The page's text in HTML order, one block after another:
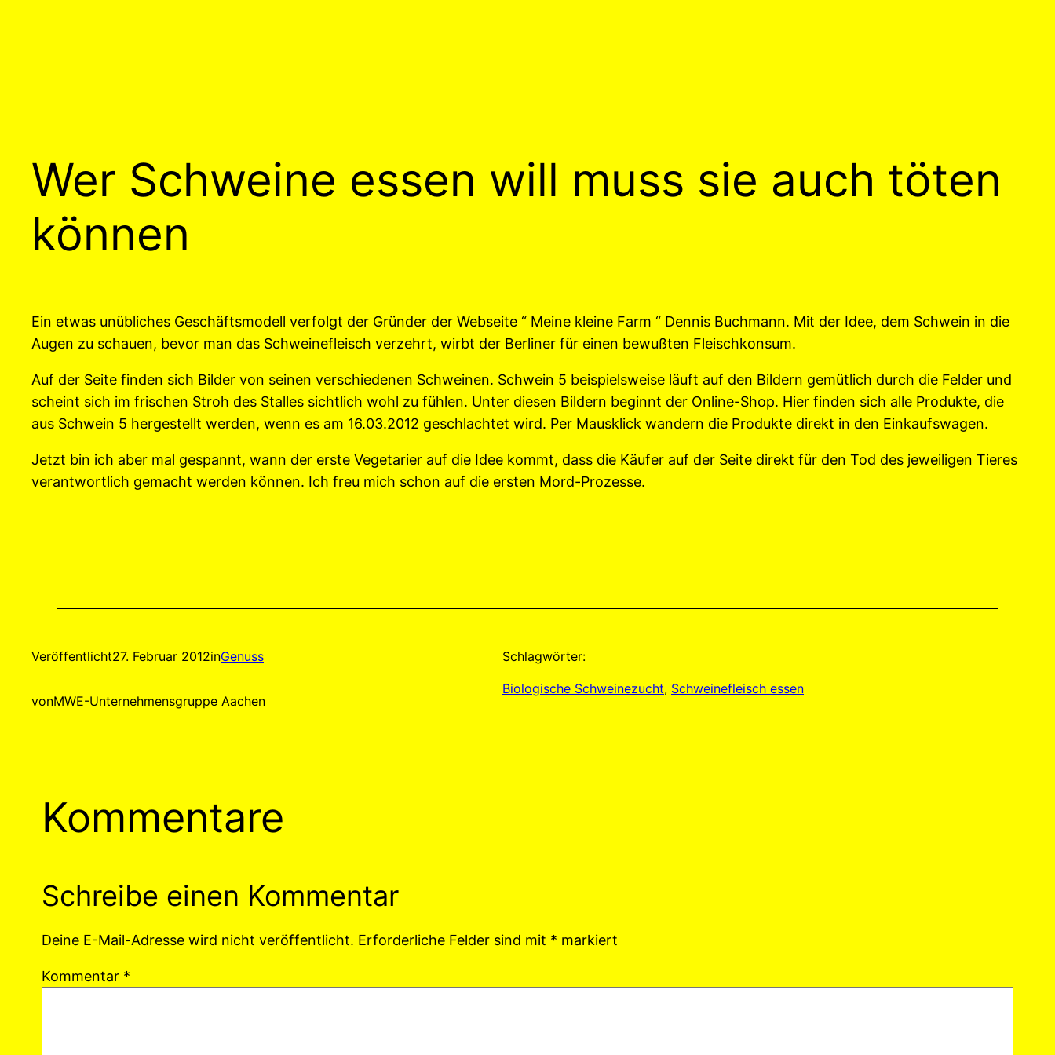
Wer Schweine essen will muss sie auch töten
können
Ein etwas unübliches Geschäftsmodell verfolgt der Gründer der Webseite “ Meine kleine Farm “ Dennis Buchmann. Mit der Idee, dem Schwein in die
Augen zu schauen, bevor man das Schweinefleisch verzehrt, wirbt der Berliner für einen bewußten Fleischkonsum.
Auf der Seite finden sich Bilder von seinen verschiedenen Schweinen. Schwein 5 beispielsweise läuft auf den Bildern gemütlich durch die Felder und
scheint sich im frischen Stroh des Stalles sichtlich wohl zu fühlen. Unter diesen Bildern beginnt der Online-Shop. Hier finden sich alle Produkte, die
aus Schwein 5 hergestellt werden, wenn es am 16.03.2012 geschlachtet wird. Per Mausklick wandern die Produkte direkt in den Einkaufswagen.
Jetzt bin ich aber mal gespannt, wann der erste Vegetarier auf die Idee kommt, dass die Käufer auf der Seite direkt für den Tod des jeweiligen Tieres
verantwortlich gemacht werden können. Ich freu mich schon auf die ersten Mord-Prozesse.
Veröffentlicht27. Februar 2012inGenuss
vonMWE-Unternehmensgruppe Aachen
Schlagwörter:
Biologische Schweinezucht, Schweinefleisch essen
Kommentare
Schreibe einen Kommentar
Deine E-Mail-Adresse wird nicht veröffentlicht. Erforderliche Felder sind mit * markiert
Kommentar *